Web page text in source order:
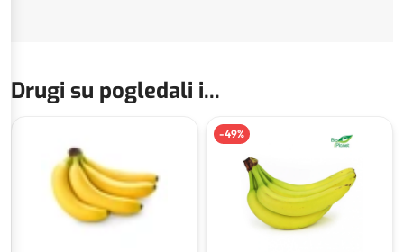
Drugi su pogledali i...
-49%